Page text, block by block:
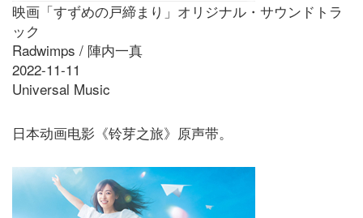
映画「すずめの戸締まり」オリジナル・サウンドトラ
ック
Radwimps / 陣内一真
2022-11-11
Universal Music
日本动画电影《铃芽之旅》原声带。